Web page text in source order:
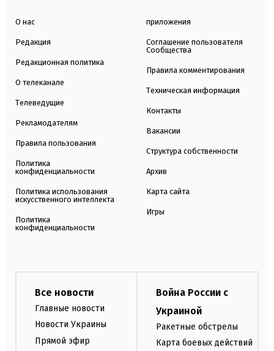
О нас
Редакция
Редакционная политика
О телеканале
Телеведущие
Рекламодателям
Правила пользования
Политика
конфиденциальности
Политика использования
искусственного интеллекта
Политика
конфиденциальности
приложения
Соглашение пользователя
Сообщества
Правила комментирования
Техническая информация
Контакты
Вакансии
Структура собственности
Архив
Карта сайта
Игры
Все новости
Главные новости
Новости Украины
Прямой эфир
Война России с
Украиной
Ракетные обстрелы
Карта боевых действий